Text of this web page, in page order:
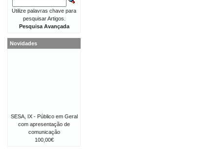
Utilize palavras chave para
pesquisar Artigos.
Pesquisa Avançada
Novidades
SESA, IX - Público em Geral
com apresentação de
comunicação
100,00€